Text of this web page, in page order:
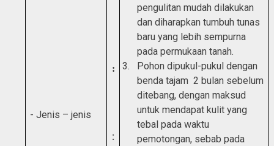
- Jenis – jenis
:
:
pengulitan mudah dilakukan
dan diharapkan tumbuh tunas
baru yang lebih sempurna
pada permukaan tanah.
3.
Pohon dipukul-pukul dengan
benda tajam 2 bulan sebelum
ditebang, dengan maksud
untuk mendapat kulit yang
tebal pada waktu
pemotongan, sebab pada